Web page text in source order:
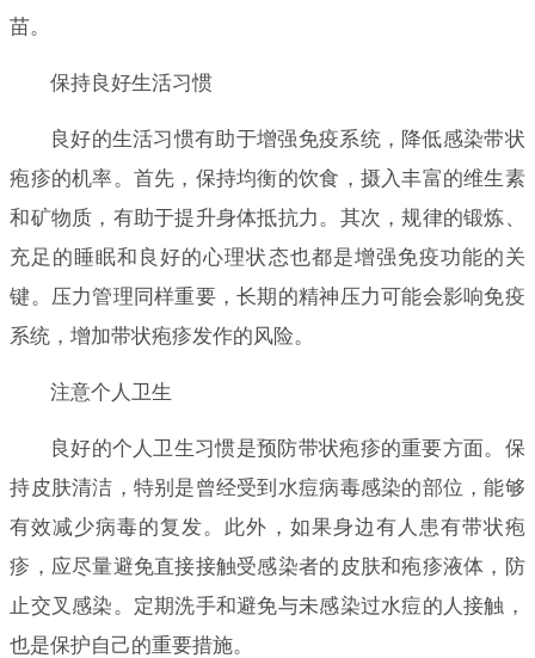
苗。
保持良好生活习惯
良好的生活习惯有助于增强免疫系统，降低感染带状
疱疹的机率。首先，保持均衡的饮食，摄入丰富的维生素
和矿物质，有助于提升身体抵抗力。其次，规律的锻炼、
充足的睡眠和良好的心理状态也都是增强免疫功能的关
键。压力管理同样重要，长期的精神压力可能会影响免疫
系统，增加带状疱疹发作的风险。
注意个人卫生
良好的个人卫生习惯是预防带状疱疹的重要方面。保
持皮肤清洁，特别是曾经受到水痘病毒感染的部位，能够
有效减少病毒的复发。此外，如果身边有人患有带状疱
疹，应尽量避免直接接触受感染者的皮肤和疱疹液体，防
止交叉感染。定期洗手和避免与未感染过水痘的人接触，
也是保护自己的重要措施。